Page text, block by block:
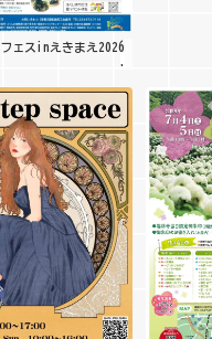
ェスinえきまえ2026